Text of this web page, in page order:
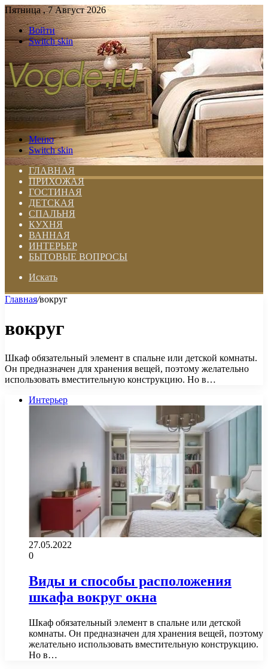
Пятница , 7 Август 2026
Войти
Switch skin
Меню
Switch skin
ГЛАВНАЯ
ПРИХОЖАЯ
ГОСТИНАЯ
ДЕТСКАЯ
СПАЛЬНЯ
КУХНЯ
ВАННАЯ
ИНТЕРЬЕР
БЫТОВЫЕ ВОПРОСЫ
Искать
Главная/вокруг
вокруг
Шкаф обязательный элемент в спальне или детской комнаты.
Он предназначен для хранения вещей, поэтому желательно
использовать вместительную конструкцию. Но в…
Интерьер
27.05.2022
0
Виды и способы расположения
шкафа вокруг окна
Шкаф обязательный элемент в спальне или детской
комнаты. Он предназначен для хранения вещей, поэтому
желательно использовать вместительную конструкцию.
Но в…